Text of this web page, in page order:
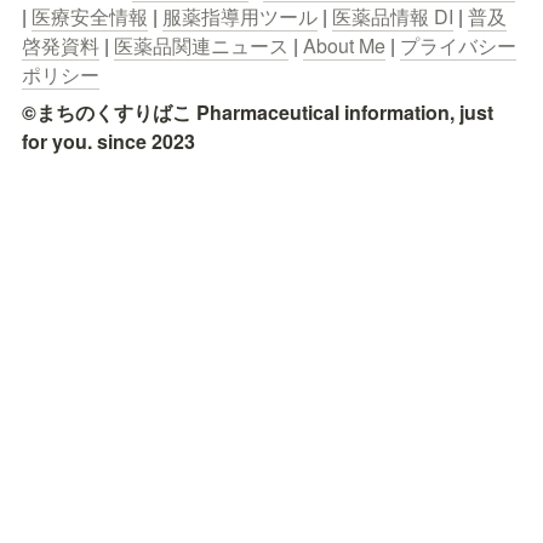
| 医療安全情報 | 服薬指導用ツール | 医薬品情報 DI | 普及
啓発資料 | 医薬品関連ニュース | About Me | プライバシー
ポリシー
©まちのくすりばこ Pharmaceutical information, just
for you. since 2023